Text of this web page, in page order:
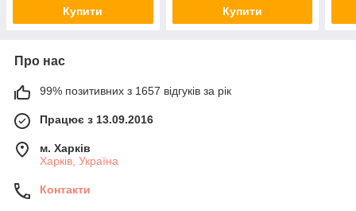
Купити Купити
Про нас
99% позитивних з 1657 відгуків за рік
Працює з 13.09.2016
м. Харків
Харків, Україна
Контакти